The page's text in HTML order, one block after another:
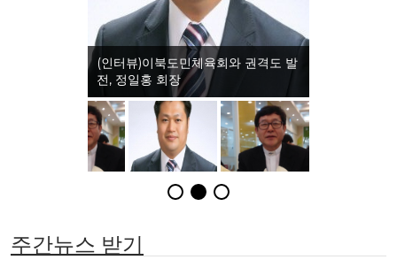
(인터뷰)이북도민체육회와 권격도 발
전, 정일홍 회장
주간뉴스 받기